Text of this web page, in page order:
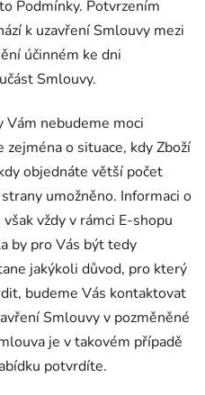
Podmínky. Potvrzením
k uzavření Smlouvy mezi
účinném ke dni
Smlouvy.
Vám nebudeme moci
zejména o situace, kdy Zboží
objednáte větší počet
umožněno. Informaci o
vždy v rámci E-shopu
by pro Vás být tedy
jakýkoli důvod, pro který
budeme Vás kontaktovat
Smlouvy v pozměněné
je v takovém případě
potvrdíte.